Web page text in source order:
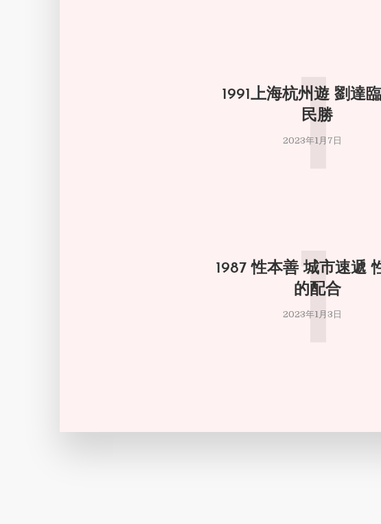
1991上海杭州遊 劉達
民勝
2023年1月7日
1
1987 性本善 城市速遞
的配合
2023年1月3日
1